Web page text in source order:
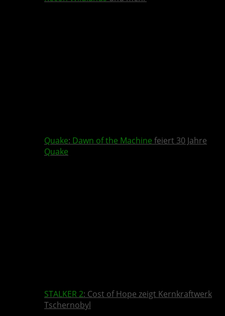
Quake: Dawn of the Machine feiert 30 Jahre
Quake
STALKER 2: Cost of Hope zeigt Kernkraftwerk
Tschernobyl